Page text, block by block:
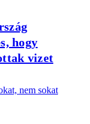
hogy
vizet
nem sokat